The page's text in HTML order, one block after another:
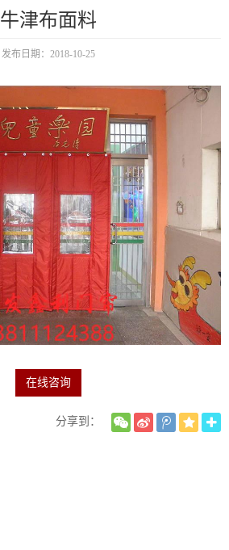
牛津布面料
发布日期：2018-10-25
在线咨询
分享到：